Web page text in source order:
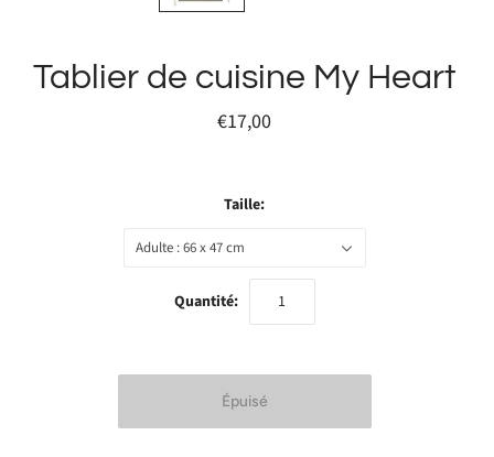
Tablier de cuisine My Heart
€17,00
Taille:
Adulte : 66 x 47 cm
Quantité: